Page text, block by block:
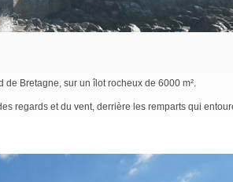
Bretagne, sur un îlot rocheux de 6000 m².
regards et du vent, derrière les remparts qui